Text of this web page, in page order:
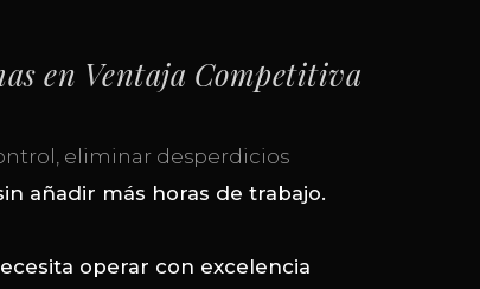
en Ventaja Competitiva
eliminar desperdicios
añadir más horas de trabajo.
operar con excelencia